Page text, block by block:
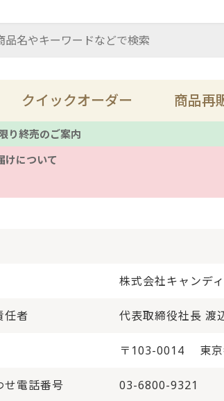
り終売のご案内
けについて
オレフィンシート
クイックオーダー 商品再
株式会社キャンデ
任者 代表取締役社長 渡
〒103-0014 東京
せ電話番号 03-6800-9321